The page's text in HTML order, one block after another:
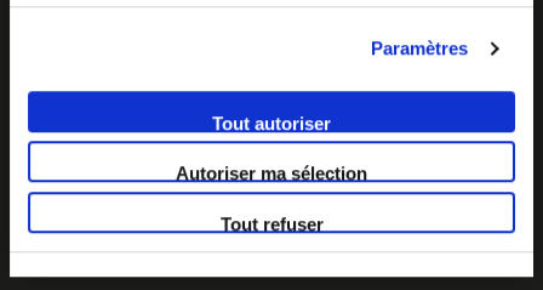
Paramètres
Tout autoriser
Autoriser ma sélection
Tout refuser
Vous souhaitez créer votre MOB HOTEL et prendre part
à notre mouvement,écrivez-nous et racontez nous votre
projet, nous vous dirons comment faire.